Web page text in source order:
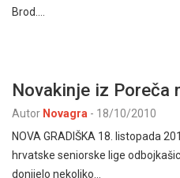
Brod.…
Novakinje iz Poreča
Autor Novagra - 18/10/2010
NOVA GRADIŠKA 18. listopada
hrvatske seniorske lige
donijelo nekoliko…